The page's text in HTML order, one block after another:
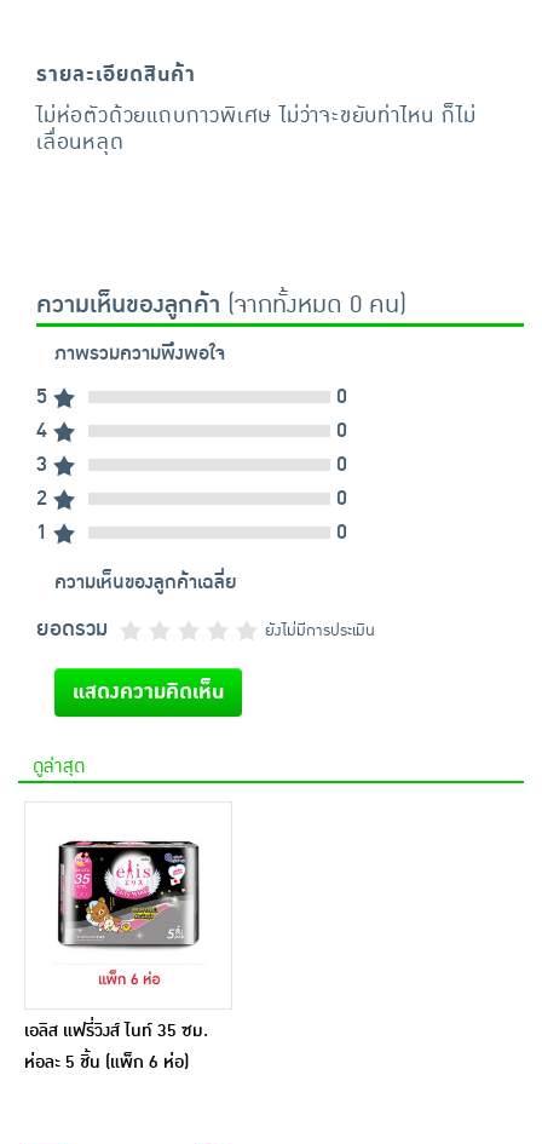
รายละเอียดสินค้า
ไม่ห่อตัวด้วยแถบกาวพิเศษ ไม่ว่าจะขยับท่าไหน ก็ไม่
เลื่อนหลุด
ความเห็นของลูกค้า (จากทั้งหมด 0 คน)
ภาพรวมความพึงพอใจ
5
0
4
0
3
0
2
0
1
0
ความเห็นของลูกค้าเฉลี่ย
ยอดรวม ยังไม่มีการประเมิน
แสดงความคิดเห็น
ดูล่าสุด
เอลิส แฟรี่วิงส์ ไนท์ 35 ซม.
ห่อละ 5 ชิ้น (แพ็ก 6 ห่อ)